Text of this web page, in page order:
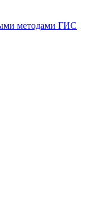
методами ГИС